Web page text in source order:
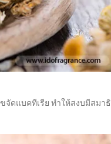
จัดแบคทีเรีย ทำให้สงบมีสมาธิ